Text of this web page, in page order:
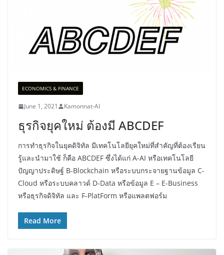
ECONOMICS & FINANCE
June 1, 2021 Kamonnat-AI
ธุรกิจยุคใหม่ ต้องมี ABCDEF
การทำธุรกิจในยุคดิจิทัล มีเทคโนโลยียุคใหม่ที่สำคัญที่ต้องเรียน
รู้และนำมาใช้ ก็คือ ABCDEF ซึ่งได้แก่ A-AI หรือเทคโนโลยี
ปัญญาประดิษฐ์ B-Blockchain หรือระบบกระจายฐานข้อมูล C-
Cloud หรือระบบคลาวด์ D-Data หรือข้อมูล E – E-Business
หรือธุรกิจดิจิทัล และ F-PlatForm หรือแพลตฟอร์ม
Read More